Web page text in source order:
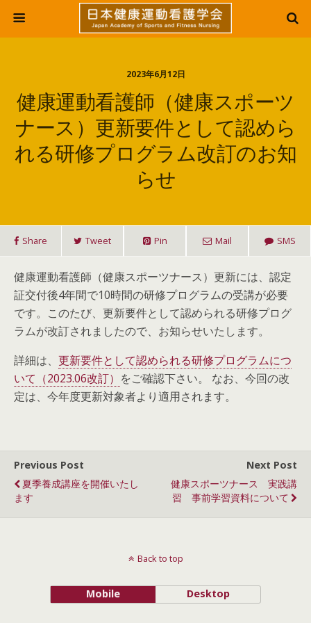
2023年6月12日
健康運動看護師（健康スポーツ
ナース）更新要件として認めら
れる研修プログラム改訂のお知
らせ
Share Tweet Pin Mail SMS
健康運動看護師（健康スポーツナース）更新には、認定
証交付後4年間で10時間の研修プログラムの受講が必要
です。このたび、更新要件として認められる研修プログ
ラムが改訂されましたので、お知らせいたします。
詳細は、 更新要件として認められる研修プログラムにつ
いて（2023.06改訂） をご確認下さい。 なお、今回の改
定は、今年度更新対象者より適用されます。
Previous Post
夏季養成講座を開催いたし
ます
Next Post
健康スポーツナース 実践講
習 事前学習資料について
Back to top
Mobile Desktop